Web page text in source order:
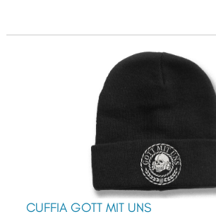
CUFFIA GOTT MIT UNS